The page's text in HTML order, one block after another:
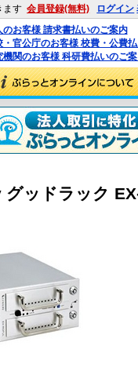
ます 会員登録(無料) ログイン
のお客様 請求書払いのご案内
・官公庁のお客様 校費・公費
機関のお客様 科研費払いのご
ッドラック